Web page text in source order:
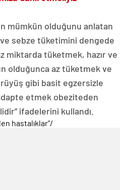
mümkün olduğunu anlatan
ve sebze tüketimini dengede
miktarda tüketmek, hazır ve
olduğunca az tüketmek ve
gibi basit egzersizle
etmek obeziteden
ifadelerini kullandı.
hastalıklar”/